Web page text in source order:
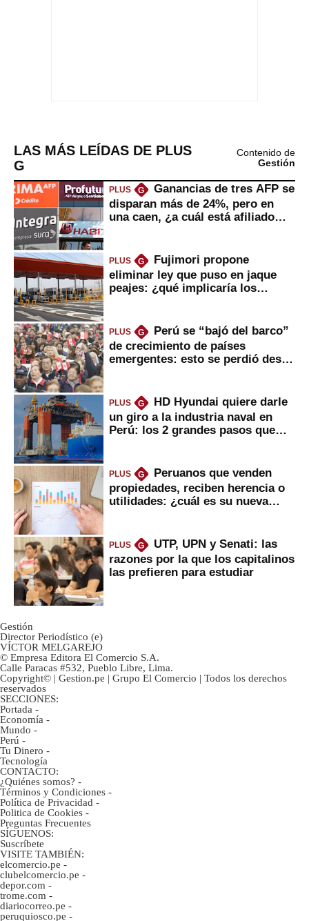
LAS MÁS LEÍDAS DE PLUS
G
Contenido de
Gestión
PLUS G
Ganancias de tres AFP se
disparan más de 24%, pero en
una caen, ¿a cuál está afiliado
PLUS G
Fujimori propone
eliminar ley que puso en jaque
peajes: ¿qué implicaría los
PLUS G
Perú se “bajó del barco”
de crecimiento de países
emergentes: esto se perdió desde
PLUS G
HD Hyundai quiere darle
un giro a la industria naval en
Perú: los 2 grandes pasos que
PLUS G
Peruanos que venden
propiedades, reciben herencia o
utilidades: ¿cuál es su nueva
PLUS G
UTP, UPN y Senati: las
razones por la que los capitalinos
las prefieren para estudiar
Gestión
Director Periodístico (e)
VÍCTOR MELGAREJO
© Empresa Editora El Comercio S.A.
Calle Paracas #532, Pueblo Libre, Lima.
Copyright© | Gestion.pe | Grupo El Comercio | Todos los derechos
reservados
SECCIONES:
Portada -
Economía -
Mundo -
Perú -
Tu Dinero -
Tecnología
CONTACTO:
¿Quiénes somos? -
Términos y Condiciones -
Política de Privacidad -
Politica de Cookies -
Preguntas Frecuentes
SÍGUENOS:
Suscríbete
VISITE TAMBIÉN:
elcomercio.pe -
clubelcomercio.pe -
depor.com -
trome.com -
diariocorreo.pe -
peruquiosco.pe -